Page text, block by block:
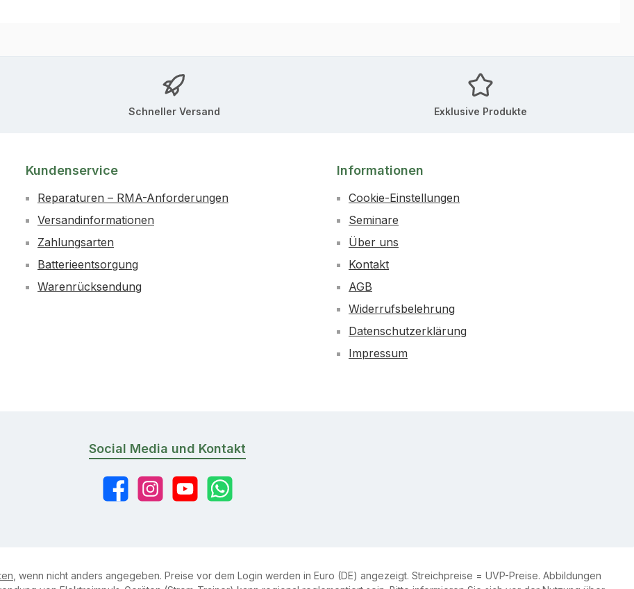
Schneller Versand Exklusive Produkte
Kundenservice
Reparaturen – RMA-Anforderungen
Versandinformationen
Zahlungsarten
Batterieentsorgung
Warenrücksendung
Informationen
Cookie-Einstellungen
Seminare
Über uns
Kontakt
AGB
Widerrufsbelehrung
Datenschutzerklärung
Impressum
Social Media und Kontakt
FacebookInstagramYouTubeWhatsApp
, wenn nicht anders angegeben. Preise vor dem Login werden in Euro (DE) angezeigt. Streichpreise = UVP-Preise. Abbildungen